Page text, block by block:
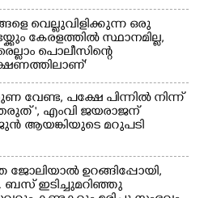
വെല്ലുവിളിക്കുന്ന ഒരു
കേരളത്തിൽ സ്ഥാനമില്ല,​
പൊലീസിന്റെ
വേണ്ട,​ പക്ഷേ പിന്നിൽ നിന്ന്
", എംവി ജയരാജന്
ആയങ്കിയുടെ മറുപടി
ജോലിയാൽ ഉറങ്ങിപ്പോയി,
ബസ് ഇടിച്ചുമറിഞ്ഞു